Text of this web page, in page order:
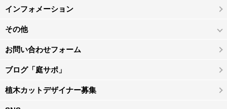
インフォメーション
その他
お問い合わせフォーム
ブログ「庭サポ」
植木カットデザイナー募集